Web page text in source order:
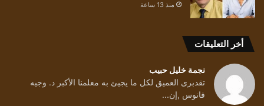
منذ 13 ساعة
أخر التعليقات
نجمة خليل حبيب
تقدبرى العميق لكل ما يجيئ به معلمنا الأكبر د. وجيه
فانوس ,إن...